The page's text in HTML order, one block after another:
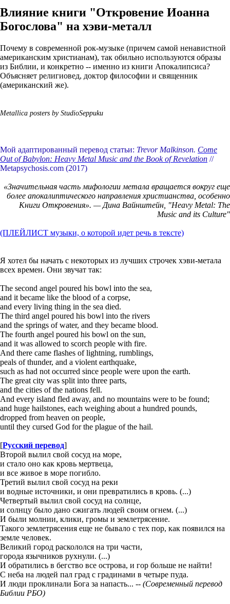
Влияние книги "Откровение Иоанна
Богослова" на хэви-металл
Почему в современной рок-музыке (причем самой ненавистной
американским христианам), так обильно используются образы
из Библии, и конкретно -- именно из книги Апокалипсиса?
Объясняет религиовед, доктор философии и священник
(американский же).
Metallica posters by StudioSeppuku
Мой адаптированный перевод статьи: Trevor Malkinson. Come
Out of Babylon: Heavy Metal Music and the Book of Revelation //
Metapsychosis.com (2017)
«Значительная часть мифологии метала вращается вокруг еще
более апокалиптического направления христианства, особенно
Книги Откровения». — Дина Вайнштейн, "Heavy Metal: The
Music and its Culture"
(ПЛЕЙЛИСТ музыки, о которой идет речь в тексте)
Я хотел бы начать с некоторых из лучших строчек хэви-метала
всех времен. Они звучат так:
The second angel poured his bowl into the sea,
and it became like the blood of a corpse,
and every living thing in the sea died.
The third angel poured his bowl into the rivers
and the springs of water, and they became blood.
The fourth angel poured his bowl on the sun,
and it was allowed to scorch people with fire.
And there came flashes of lightning, rumblings,
peals of thunder, and a violent earthquake,
such as had not occurred since people were upon the earth.
The great city was split into three parts,
and the cities of the nations fell.
And every island fled away, and no mountains were to be found;
and huge hailstones, each weighing about a hundred pounds,
dropped from heaven on people,
until they cursed God for the plague of the hail.
[Русский перевод]
Второй вылил свой сосуд на море,
и стало оно как кровь мертвеца,
и все живое в море погибло.
Третий вылил свой сосуд на реки
и водные источники, и они превратились в кровь. (...)
Четвертый вылил свой сосуд на солнце,
и солнцу было дано сжигать людей своим огнем. (...)
И были молнии, клики, громы и землетрясение.
Такого землетрясения еще не бывало с тех пор, как появился на
земле человек.
Великий город раскололся на три части,
города язычников рухнули. (...)
И обратились в бегство все острова, и гор больше не найти!
С неба на людей пал град с градинами в четыре пуда.
И люди проклинали Бога за напасть... -- (Современный перевод
Библии РБО)